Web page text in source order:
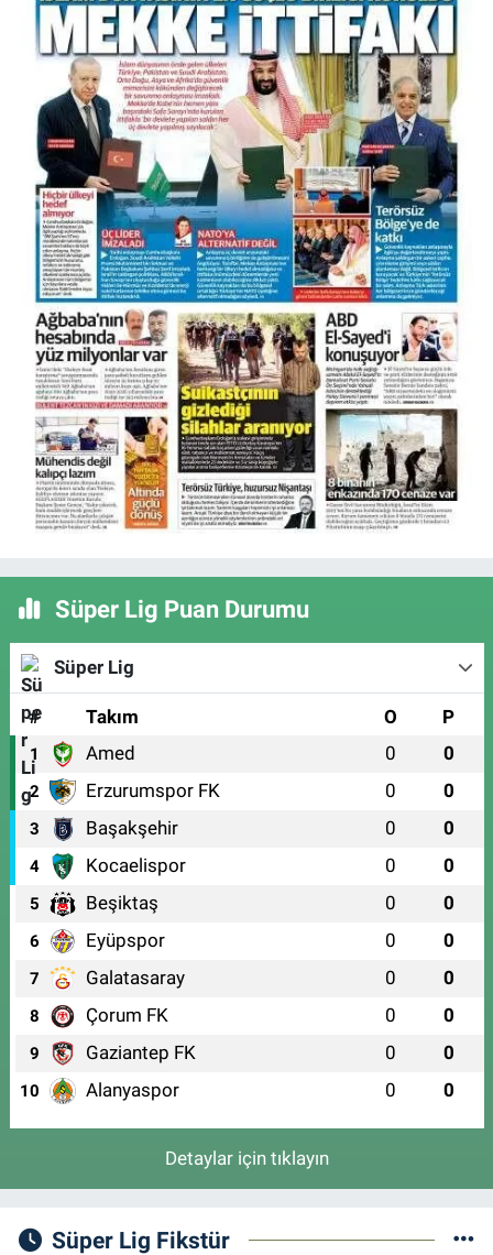
Süper Lig Puan Durumu
Süper Lig
# Takım O P
1 Amed 0 0
2 Erzurumspor FK 0 0
3 Başakşehir 0 0
4 Kocaelispor 0 0
5 Beşiktaş 0 0
6 Eyüpspor 0 0
7 Galatasaray 0 0
8 Çorum FK 0 0
9 Gaziantep FK 0 0
10 Alanyaspor 0 0
Detaylar için tıklayın
Süper Lig Fikstür